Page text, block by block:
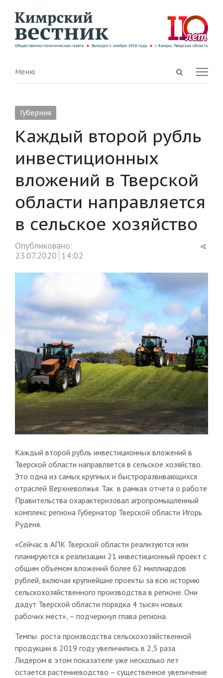
Open
Menu
Меню
Губерния
Каждый второй рубль
инвестиционных
вложений в Тверской
области направляется
в сельское хозяйство
Опубликовано:
23.07.2020 14:02
Каждый второй рубль инвестиционных вложений в
Тверской области направляется в сельское хозяйство.
Это одна из самых крупных и быстроразвивающихся
отраслей Верхневолжья. Так в рамках отчета о работе
Правительства охарактеризовал агропромышленный
комплекс региона Губернатор Тверской области Игорь
Руденя.
«Сейчас в АПК Тверской области реализуются или
планируются к реализации 21 инвестиционный проект с
общим объёмом вложений более 62 миллиардов
рублей, включая крупнейшие проекты за всю историю
сельскохозяйственного производства в регионе. Они
дадут Тверской области порядка 4 тысяч новых
рабочих мест», ­– подчеркнул глава региона.
Темпы роста производства сельскохозяйственной
продукции в 2019 году увеличились в 2,5 раза.
Лидером в этом показателе уже несколько лет
остается растениеводство – существенное увеличение